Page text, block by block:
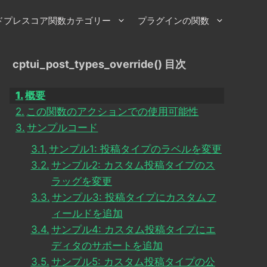
プレスコア関数カテゴリー プラグインの関数
cptui_post_types_override() 目次
概要
この関数のアクションでの使用可能性
サンプルコード
サンプル1: 投稿タイプのラベルを変更
サンプル2: カスタム投稿タイプのス
ラッグを変更
サンプル3: 投稿タイプにカスタムフ
ィールドを追加
サンプル4: カスタム投稿タイプにエ
ディタのサポートを追加
サンプル5: カスタム投稿タイプの公